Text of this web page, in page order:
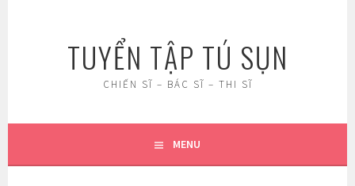
TUYỂN TẬP TÚ SỤN
CHIẾN SĨ – BÁC SĨ – THI SĨ
MENU